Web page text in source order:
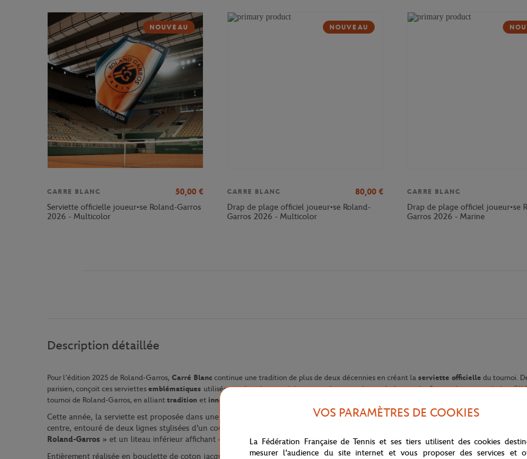
NOUVEAU
CARRE BLANC 50,00 €
Serviette officielle joueur•se Roland-Garros
2026 - Multicolor
NOUVEAU
CARRE BLANC 80,00 €
Drap de plage officiel joueur•se Roland-
Garros 2026 - Multicolor
CARRE BLANC
Drap de plage officiel joueur•se
Garros 2026 - Marine
Description détaillée
Pour l’édition 2025 de Roland-Garros, Carré Blanc continue une tradition de plus de deux décennies en créant la serviette officielle du tournoi.
parisien, conçoit ces serviettes emblématiques utilisées par les plus grands joueurs et joueuses de tennis du monde. Ces serviettes, symboles
tournoi de Roland-Garros, en alliant tradition et innovation
Cette année, la serviette est proposée dans une version en coloris terre battue, un clin d'œil direct à lasurface iconique des courts
centre, entouré de deux lignes stylisées d'un court de tennis, elle capture parfaitement l'essence de ce
. Le
Roland-Garros » et un liteau inférieur affichant « Roland-Garros 2025 », soulignant l'authenticité et la singularité de cette pièce.
Entièrement réalisée en bouclette de coton jacquard biologique certifié GOTS, cette serviette garantit unconfort inégalé et une
VOS PARAMÈTRES DE COOKIES
La Fédération Française de Tennis et ses tiers utilisent des cookies
mesurer l'audience du site internet et vous proposer des services et